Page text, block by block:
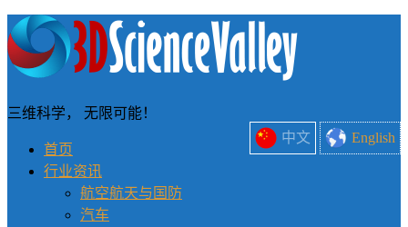
中文 English
三维科学， 无限可能！
首页
行业资讯
航空航天与国防
汽车